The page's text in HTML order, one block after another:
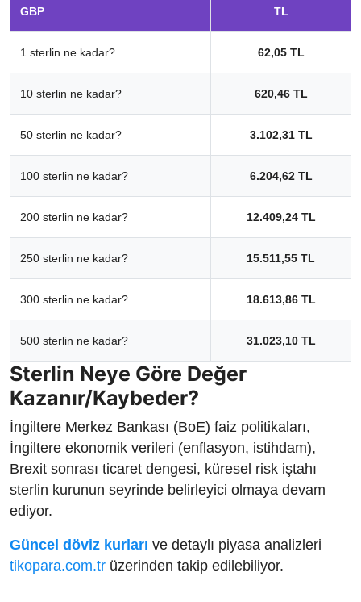
GBP TL
1 sterlin ne kadar? 62,05 TL
10 sterlin ne kadar? 620,46 TL
50 sterlin ne kadar? 3.102,31 TL
100 sterlin ne kadar? 6.204,62 TL
200 sterlin ne kadar? 12.409,24 TL
250 sterlin ne kadar? 15.511,55 TL
300 sterlin ne kadar? 18.613,86 TL
500 sterlin ne kadar? 31.023,10 TL
Sterlin Neye Göre Değer
Kazanır/Kaybeder?
İngiltere Merkez Bankası (BoE) faiz politikaları,
İngiltere ekonomik verileri (enflasyon, istihdam),
Brexit sonrası ticaret dengesi, küresel risk iştahı
sterlin kurunun seyrinde belirleyici olmaya devam
ediyor.
Güncel döviz kurları ve detaylı piyasa analizleri
tikopara.com.tr üzerinden takip edilebiliyor.